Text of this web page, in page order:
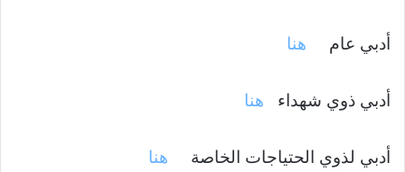
أدبي عام هنا
أدبي ذوي شهداء هنا
أدبي لذوي الحتياجات الخاصة هنا